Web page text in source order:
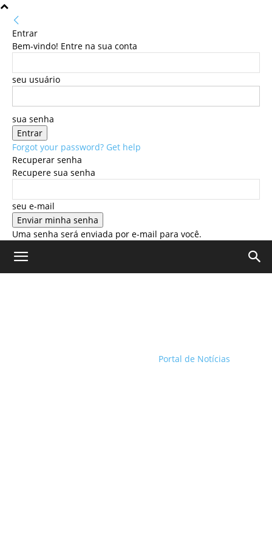
Entrar
Bem-vindo! Entre na sua conta
seu usuário
sua senha
Forgot your password? Get help
Recuperar senha
Recupere sua senha
seu e-mail
Uma senha será enviada por e-mail para você.
Portal de Notícias